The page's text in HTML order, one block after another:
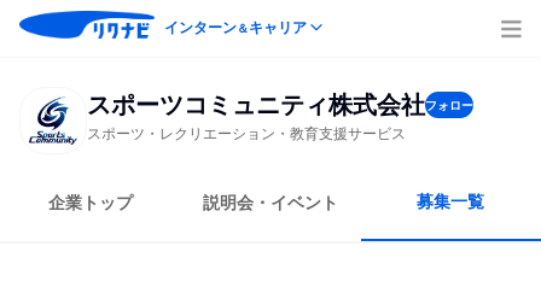
インターン＆キャリア
スポーツコミュニティ株式会社フォロー
スポーツ・レクリエーション・教育支援サービス
企業トップ 説明会・イベント 募集一覧